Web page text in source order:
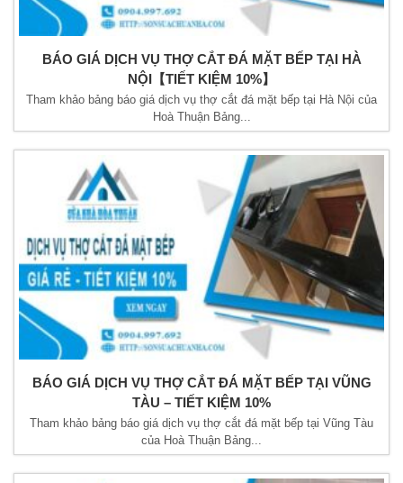
BÁO GIÁ DỊCH VỤ THỢ CẮT ĐÁ MẶT BẾP TẠI HÀ
NỘI【TIẾT KIỆM 10%】
Tham khảo bảng báo giá dịch vụ thợ cắt đá mặt bếp tại Hà Nội của
Hoà Thuận Bảng...
BÁO GIÁ DỊCH VỤ THỢ CẮT ĐÁ MẶT BẾP TẠI VŨNG
TÀU – TIẾT KIỆM 10%
Tham khảo bảng báo giá dịch vụ thợ cắt đá mặt bếp tại Vũng Tàu
của Hoà Thuận Bảng...